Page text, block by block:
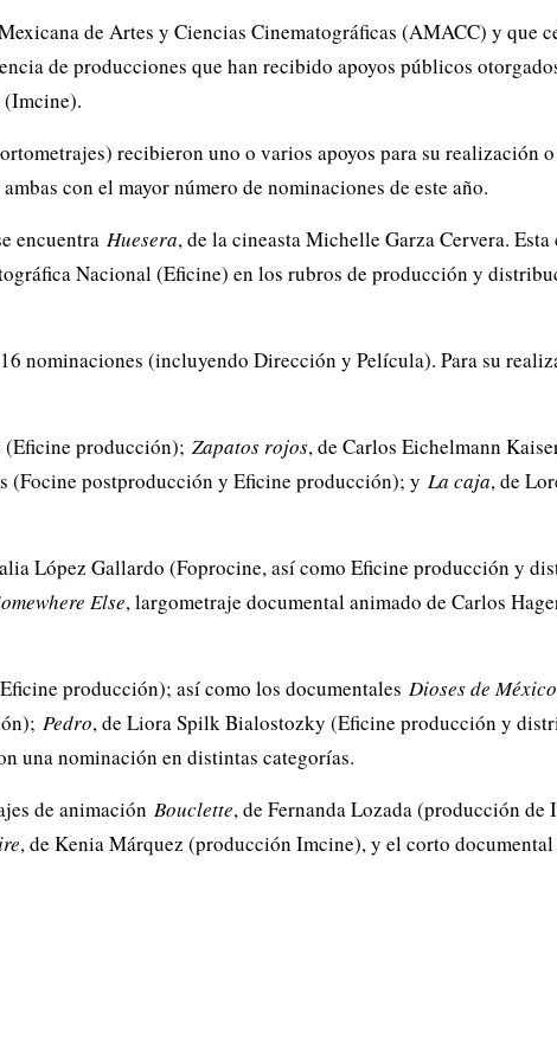
de Artes y Ciencias Cinematográficas (AMACC) y que
de producciones que han recibido apoyos públicos
(Imcine).
recibieron uno o varios apoyos para su realización
con el mayor número de nominaciones de este año.
encuentra Huesera, de la cineasta Michelle Garza Cervera.
Nacional (Eficine) en los rubros de producción y
nominaciones (incluyendo Dirección y Película). Para su
(Eficine producción); Zapatos rojos, de Carlos Eichelmann
(Focine postproducción y Eficine producción); y La caja, de
López Gallardo (Foprocine, así como Eficine producción y
Else, largometraje documental animado de Carlos
producción); así como los documentales Dioses de México
Pedro, de Liora Spilk Bialostozky (Eficine producción y
una nominación en distintas categorías.
de animación Bouclette, de Fernanda Lozada (producción de
, de Kenia Márquez (producción Imcine), y el corto documental